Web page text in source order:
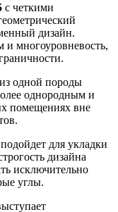
с четкими
дизайн.
многоуровневость,
одной породы
однородным и
помещениях вне
для укладки
дизайна
исключительно
углы.